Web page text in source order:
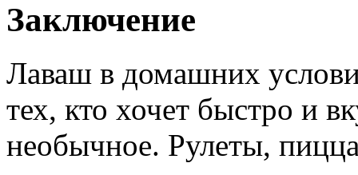
Заключение
Лаваш в домашних
тех, кто хочет быстро и
необычное. Рулеты,